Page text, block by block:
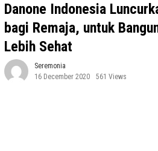
Danone Indonesia
bagi Remaja, untuk
Lebih Sehat
Seremonia
16 December 2020
561 Views